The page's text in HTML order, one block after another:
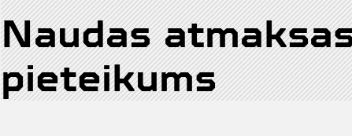
Naudas
pieteikums